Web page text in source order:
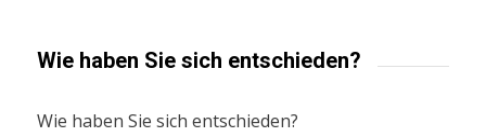
Wie haben Sie sich entschieden?
Wie haben Sie sich entschieden?